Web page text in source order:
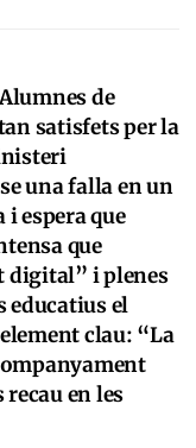
de
satisfets per la
una falla en un
i espera que
que
digital” i plenes
educatius el
clau: “La
en les